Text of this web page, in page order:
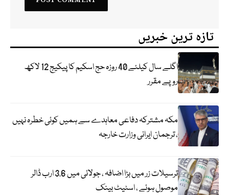
تازہ ترین خبریں
اگلے سال کیلئے 40 روزہ حج اسکیم کا پیکیج 12 لاکھ
روپے مقرر
مکہ مشترکہ دفاعی معاہدے سے ہمیں کوئی خطرہ نہیں
، ترجمان ایرانی وزارت خارجہ
ترسیلات زر میں بڑا اضافہ ، جولائی میں 3.6 ارب ڈالر
موصول ہوئے ، اسٹیٹ بینک